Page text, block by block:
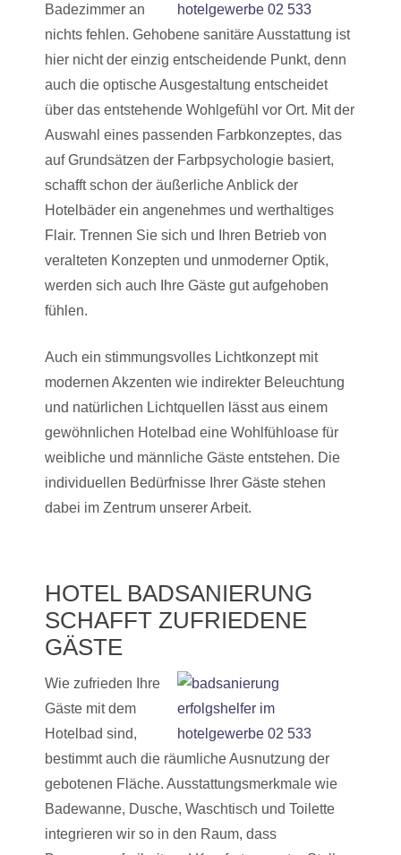
Badezimmer an
nichts fehlen. Gehobene sanitäre Ausstattung ist
hier nicht der einzig entscheidende Punkt, denn
auch die optische Ausgestaltung entscheidet
über das entstehende Wohlgefühl vor Ort. Mit der
Auswahl eines passenden Farbkonzeptes, das
auf Grundsätzen der Farbpsychologie basiert,
schafft schon der äußerliche Anblick der
Hotelbäder ein angenehmes und werthaltiges
Flair. Trennen Sie sich und Ihren Betrieb von
veralteten Konzepten und unmoderner Optik,
werden sich auch Ihre Gäste gut aufgehoben
fühlen.
Auch ein stimmungsvolles Lichtkonzept mit
modernen Akzenten wie indirekter Beleuchtung
und natürlichen Lichtquellen lässt aus einem
gewöhnlichen Hotelbad eine Wohlfühloase für
weibliche und männliche Gäste entstehen. Die
individuellen Bedürfnisse Ihrer Gäste stehen
dabei im Zentrum unserer Arbeit.
HOTEL BADSANIERUNG
SCHAFFT ZUFRIEDENE
GÄSTE
Wie zufrieden Ihre
Gäste mit dem
Hotelbad sind,
bestimmt auch die räumliche Ausnutzung der
gebotenen Fläche. Ausstattungsmerkmale wie
Badewanne, Dusche, Waschtisch und Toilette
integrieren wir so in den Raum, dass